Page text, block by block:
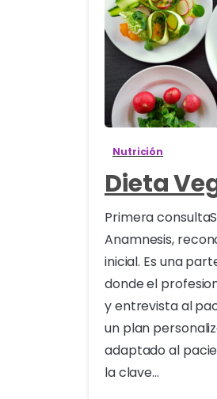
Nutrición
Dieta
Primera
Anamnesis,
inicial. Es una
donde el
y entrevista al
un plan
adaptado al
la clave...